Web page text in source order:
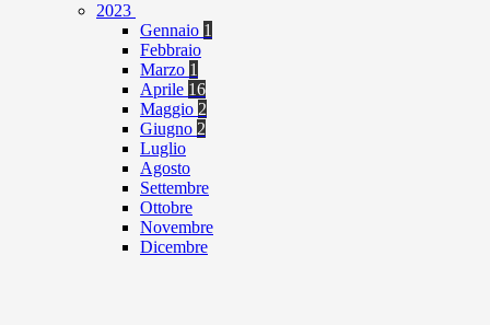
2023
Gennaio 1
Febbraio
Marzo 1
Aprile 16
Maggio 2
Giugno 2
Luglio
Agosto
Settembre
Ottobre
Novembre
Dicembre